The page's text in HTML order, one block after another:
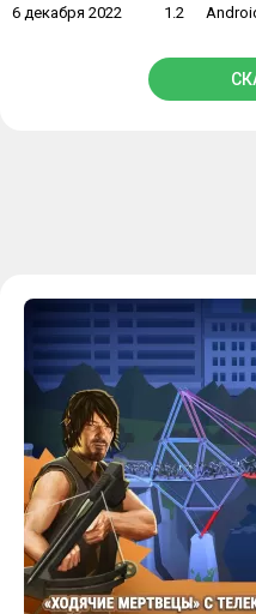
6 декабря 2022
1.2